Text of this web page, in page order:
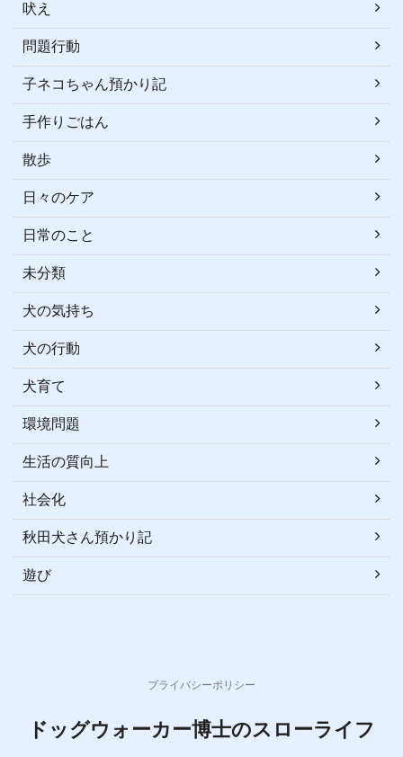
吠え
問題行動
子ネコちゃん預かり記
手作りごはん
散歩
日々のケア
日常のこと
未分類
犬の気持ち
犬の行動
犬育て
環境問題
生活の質向上
社会化
秋田犬さん預かり記
遊び
プライバシーポリシー
ドッグウォーカー博士のスローライフ